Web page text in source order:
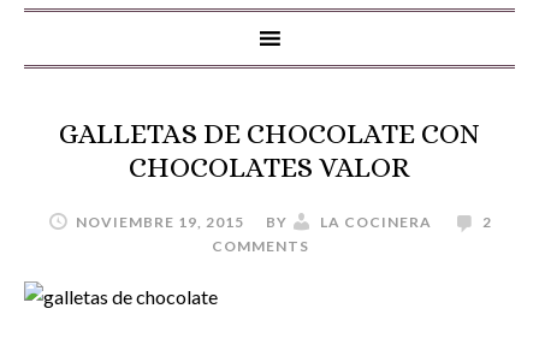
GALLETAS DE CHOCOLATE CON
CHOCOLATES VALOR
NOVIEMBRE 19, 2015 BY LA COCINERA
2
COMMENTS